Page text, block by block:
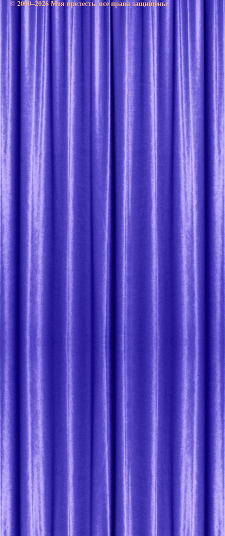
© 2000–2026 Моя прелесть. все права защищены